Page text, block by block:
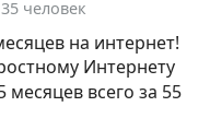
человек
на интернет!
Интернету
всего за 55